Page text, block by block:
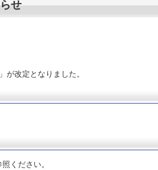
せ
が改定となりました。
ください。